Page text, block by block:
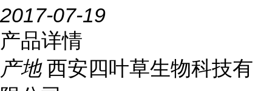
2017-07-19
产品详情
产地 西安四叶草生物科技有